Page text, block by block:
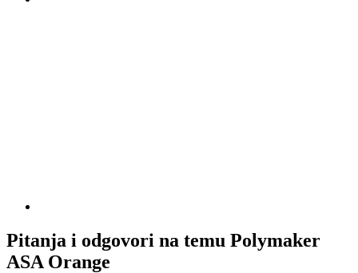
Pitanja i odgovori na temu Polymaker
ASA Orange